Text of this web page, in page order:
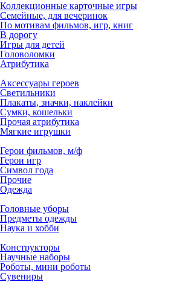
Коллекционные карточные игры
Семейные, для вечеринок
По мотивам фильмов, игр, книг
В дорогу
Игры для детей
Головоломки
Атрибутика
Аксессуары героев
Светильники
Плакаты, значки, наклейки
Сумки, кошельки
Прочая атрибутика
Мягкие игрушки
Герои фильмов, м/ф
Герои игр
Символ года
Прочие
Одежда
Головные уборы
Предметы одежды
Наука и хобби
Конструкторы
Научные наборы
Роботы, мини роботы
Сувениры